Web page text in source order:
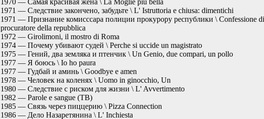
1971 — Следствие закончено, забудьте \ L' Istruttoria e chiusa: dimentichi
1971 — Признание комисссара полиции прокурору республики \ Confessione
procuratore della repubblica
1972 — Girolimoni, il mostro di Roma
1974 — Почему убивают судей \ Perche si uccide un magistrato
1975 — Гений, два земляка и птенчик \ Un Genio, due compari, un pollo
1977 — Я боюсь \ Io ho paura
1977 — Гудбай и аминь \ Goodbye e amen
1978 — Человек на коленях \ Uomo in ginocchio, Un
1980 — Следствие с риском для жизни \ L' Avvertimento
1982 — Parole e sangue (ТВ)
1985 — Связь через пиццерию \ Pizza Connection
1986 — Дело Назаретянина \ L' Inchiesta